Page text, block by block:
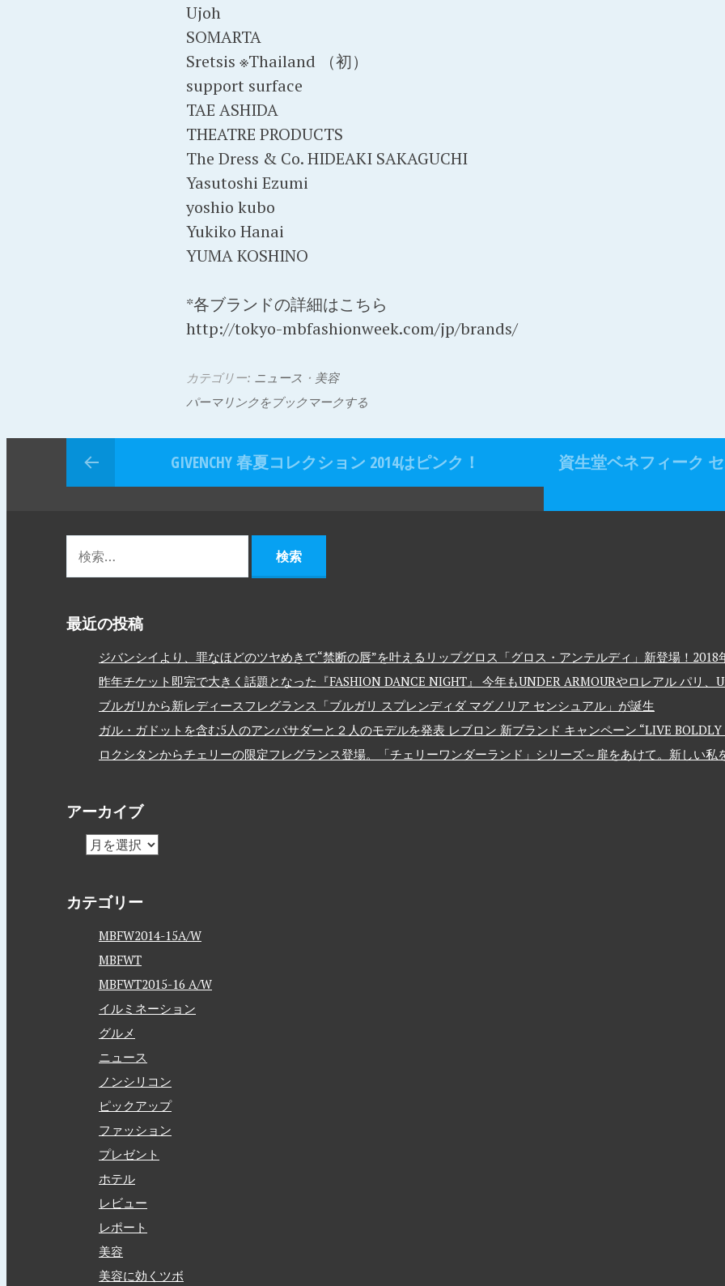
Ujoh
SOMARTA
Sretsis ※Thailand （初）
support surface
TAE ASHIDA
THEATRE PRODUCTS
The Dress & Co. HIDEAKI SAKAGUCHI
Yasutoshi Ezumi
yoshio kubo
Yukiko Hanai
YUMA KOSHINO
*各ブランドの詳細はこちら
http://tokyo-mbfashionweek.com/jp/brands/
カテゴリー: ニュース ・ 美容
パーマリンクをブックマークする
GIVENCHY 春夏コレクション 2014はピンク！
資生堂ベネフィーク
最近の投稿
ジバンシイより、罪なほどのツヤめきで“禁断の唇”を叶えるリップグロス「グロス・アンテルディ」新登場！2018
昨年チケット即完で大きく話題となった『FASHION DANCE NIGHT』 今年もUNDER ARMOURやロレアル パリ
ブルガリから新レディースフレグランス「ブルガリ スプレンディダ マグノリア センシュアル」が誕生
ガル・ガドットを含む5人のアンバサダーと２人のモデルを発表 レブロン 新ブランド キャンペーン “LIVE
ロクシタンからチェリーの限定フレグランス登場。「チェリーワンダーランド」シリーズ～扉をあけて。新しい私
アーカイブ
カテゴリー
MBFW2014-15A/W
MBFWT
MBFWT2015-16 A/W
イルミネーション
グルメ
ニュース
ノンシリコン
ピックアップ
ファッション
プレゼント
ホテル
レビュー
レポート
美容
美容に効くツボ